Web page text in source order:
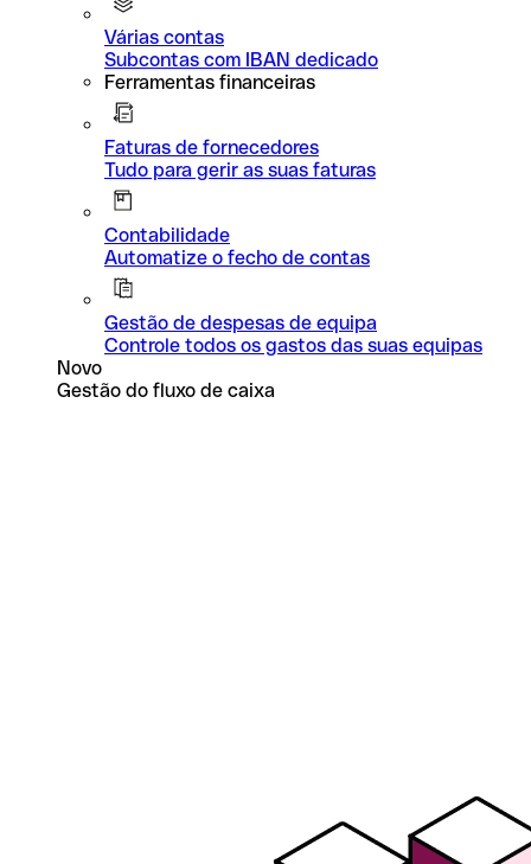
Várias contas
Subcontas com IBAN dedicado
Ferramentas financeiras
Faturas de fornecedores
Tudo para gerir as suas faturas
Contabilidade
Automatize o fecho de contas
Gestão de despesas de equipa
Controle todos os gastos das suas equipas
Novo
Gestão do fluxo de caixa